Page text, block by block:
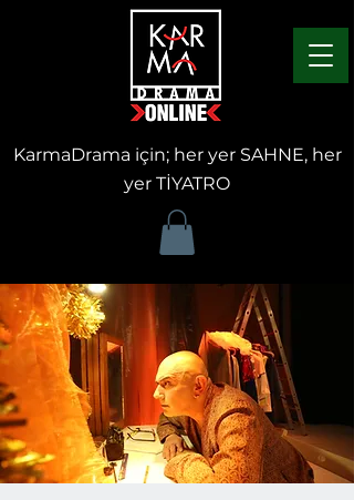
KarmaDrama için; her yer SAHNE, her
yer TİYATRO